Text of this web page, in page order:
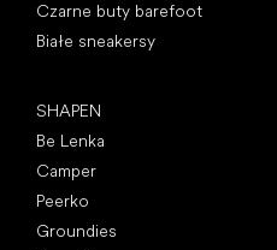
Czarne buty barefoot
Białe sneakersy
SHAPEN
Be Lenka
Camper
Peerko
Groundies